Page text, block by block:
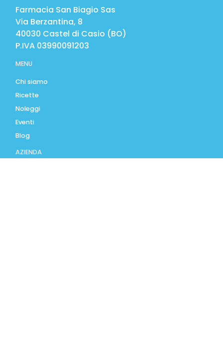
Farmacia San Biagio Sas
Via Berzantina, 8
40030 Castel di Casio (BO)
P.IVA 03990091203
MENU
Chi siamo
Ricette
Noleggi
Eventi
Blog
AZIENDA